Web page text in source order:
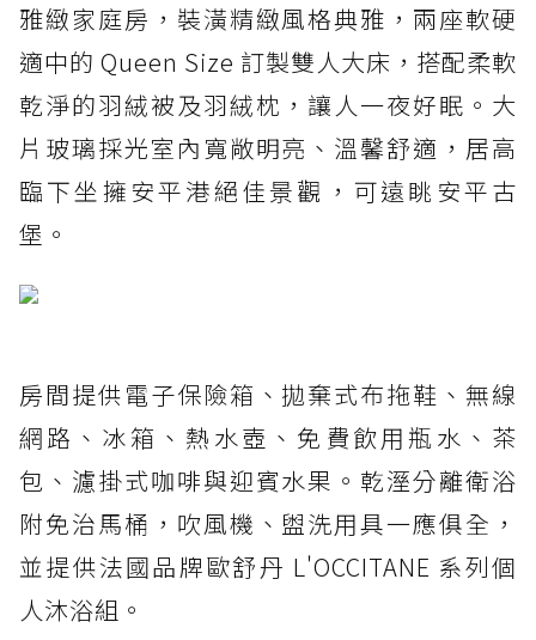
雅緻家庭房，裝潢精緻風格典雅，兩座軟硬
適中的 Queen Size 訂製雙人大床，搭配柔軟
乾淨的羽絨被及羽絨枕，讓人一夜好眠。大
片玻璃採光室內寬敞明亮、溫馨舒適，居高
臨下坐擁安平港絕佳景觀，可遠眺安平古
堡。
房間提供電子保險箱、拋棄式布拖鞋、無線
網路、冰箱、熱水壺、免費飲用瓶水、茶
包、濾掛式咖啡與迎賓水果。乾溼分離衛浴
附免治馬桶，吹風機、盥洗用具一應俱全，
並提供法國品牌歐舒丹 L'OCCITANE 系列個
人沐浴組。